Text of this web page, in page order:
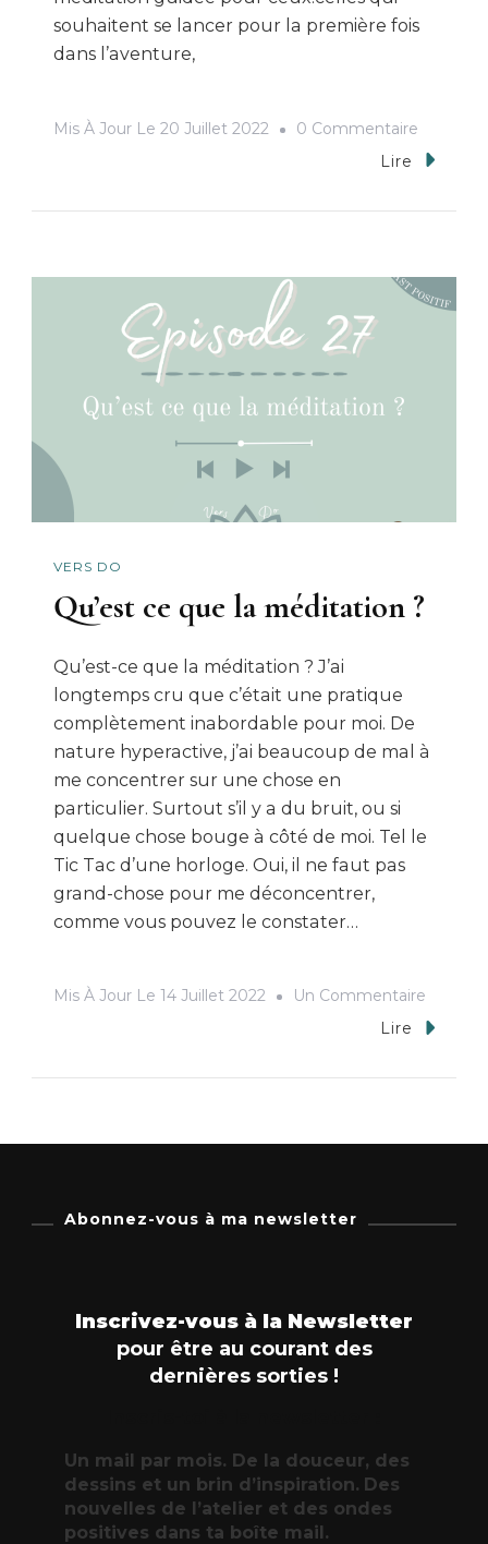
souhaitent se lancer pour la première fois
dans l’aventure,
Mis À Jour Le 20 Juillet 2022 0 Commentaire
Débuter
Lire
VERS DO
Qu’est ce que la méditation ?
Qu’est-ce que la méditation ? J’ai
longtemps cru que c’était une pratique
complètement inabordable pour moi. De
nature hyperactive, j’ai beaucoup de mal à
me concentrer sur une chose en
particulier. Surtout s’il y a du bruit, ou si
quelque chose bouge à côté de moi. Tel le
Tic Tac d’une horloge. Oui, il ne faut pas
grand-chose pour me déconcentrer,
comme vous pouvez le constater…
Mis À Jour Le 14 Juillet 2022 Un Commentaire
Qu’est
Lire
Abonnez-vous à ma newsletter
Inscrivez-vous à la Newsletter
pour être au courant des
dernières sorties !
Un mail par mois. De la douceur, des
dessins et un brin d’inspiration. Des
nouvelles de l’atelier et des ondes
positives dans ta boîte mail.